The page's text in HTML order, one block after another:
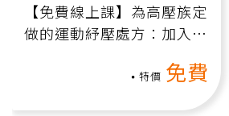
【免費線上課】為高壓族定
做的運動紓壓處方：加入行
特價 免費